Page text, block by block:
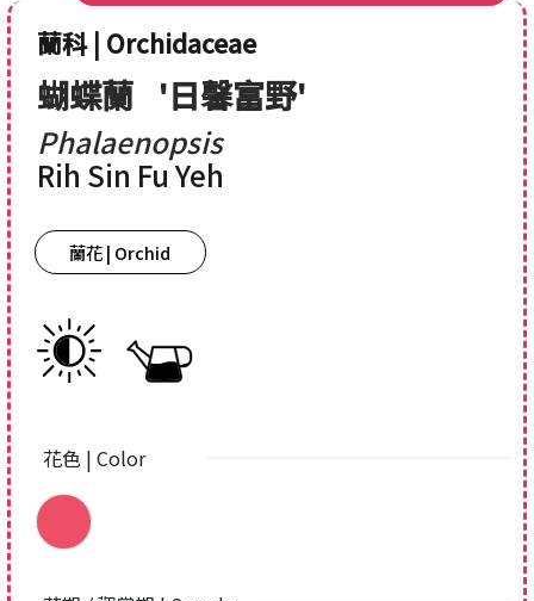
蘭科 | Orchidaceae
蝴蝶蘭 '日馨富野'
Phalaenopsis
Rih Sin Fu Yeh
蘭花 | Orchid
花色 | Color